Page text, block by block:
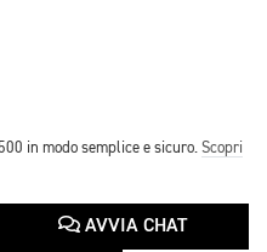
in modo semplice e sicuro. Scopri
AVVIA CHAT